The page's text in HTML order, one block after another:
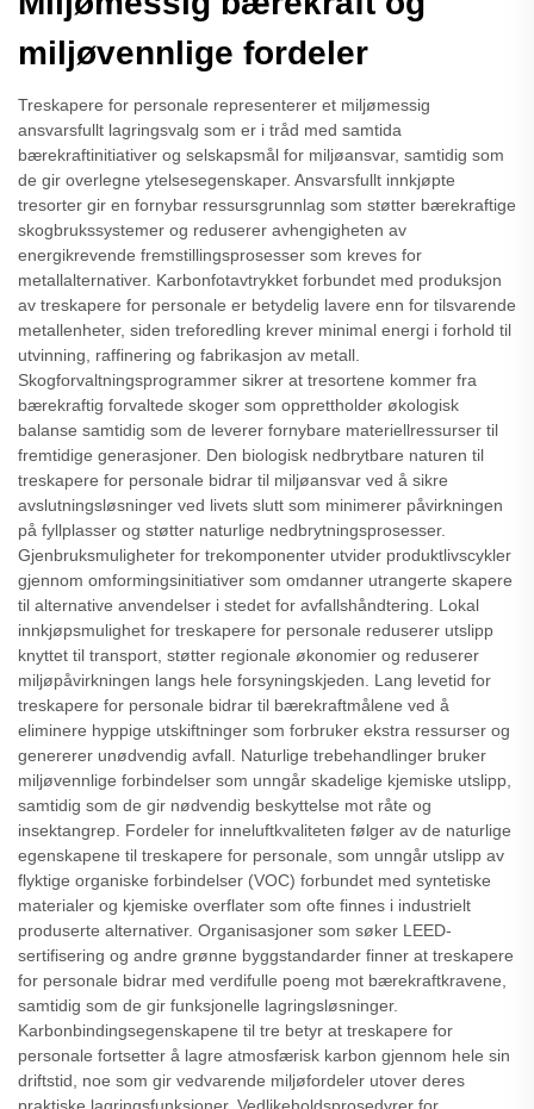
miljøvennlige fordeler
Treskapere for personale representerer et miljømessig
ansvarsfullt lagringsvalg som er i tråd med samtida
bærekraftinitiativer og selskapsmål for miljøansvar, samtidig som
de gir overlegne ytelsesegenskaper. Ansvarsfullt innkjøpte
tresorter gir en fornybar ressursgrunnlag som støtter bærekraftige
skogbrukssystemer og reduserer avhengigheten av
energikrevende fremstillingsprosesser som kreves for
metallalternativer. Karbonfotavtrykket forbundet med produksjon
av treskapere for personale er betydelig lavere enn for tilsvarende
metallenheter, siden treforedling krever minimal energi i forhold til
utvinning, raffinering og fabrikasjon av metall.
Skogforvaltningsprogrammer sikrer at tresortene kommer fra
bærekraftig forvaltede skoger som opprettholder økologisk
balanse samtidig som de leverer fornybare materiellressurser til
fremtidige generasjoner. Den biologisk nedbrytbare naturen til
treskapere for personale bidrar til miljøansvar ved å sikre
avslutningsløsninger ved livets slutt som minimerer påvirkningen
på fyllplasser og støtter naturlige nedbrytningsprosesser.
Gjenbruksmuligheter for trekomponenter utvider produktlivscykler
gjennom omformingsinitiativer som omdanner utrangerte skapere
til alternative anvendelser i stedet for avfallshåndtering. Lokal
innkjøpsmulighet for treskapere for personale reduserer utslipp
knyttet til transport, støtter regionale økonomier og reduserer
miljøpåvirkningen langs hele forsyningskjeden. Lang levetid for
treskapere for personale bidrar til bærekraftmålene ved å
eliminere hyppige utskiftninger som forbruker ekstra ressurser og
genererer unødvendig avfall. Naturlige trebehandlinger bruker
miljøvennlige forbindelser som unngår skadelige kjemiske utslipp,
samtidig som de gir nødvendig beskyttelse mot råte og
insektangrep. Fordeler for inneluftkvaliteten følger av de naturlige
egenskapene til treskapere for personale, som unngår utslipp av
flyktige organiske forbindelser (VOC) forbundet med syntetiske
materialer og kjemiske overflater som ofte finnes i industrielt
produserte alternativer. Organisasjoner som søker LEED-
sertifisering og andre grønne byggstandarder finner at treskapere
for personale bidrar med verdifulle poeng mot bærekraftkravene,
samtidig som de gir funksjonelle lagringsløsninger.
Karbonbindingsegenskapene til tre betyr at treskapere for
personale fortsetter å lagre atmosfærisk karbon gjennom hele sin
driftstid, noe som gir vedvarende miljøfordeler utover deres